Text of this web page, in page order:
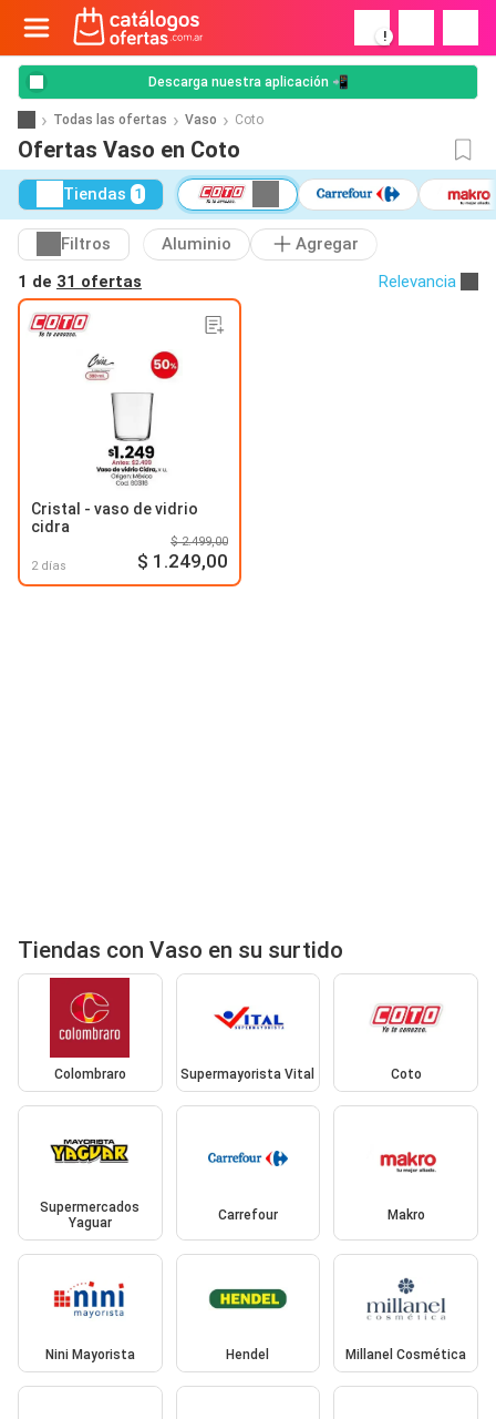
!
Descarga nuestra aplicación 📲
Todas las ofertas Vaso Coto
Ofertas Vaso en Coto
Tiendas 1
Filtros Aluminio
Agregar
1 de 31 ofertas Relevancia
Cristal - vaso de vidrio
cidra
2 días
$ 2.499,00
$ 1.249,00
Tiendas con Vaso en su surtido
Colombraro Supermayorista Vital Coto
Supermercados
Yaguar
Carrefour Makro
Nini Mayorista Hendel Millanel Cosmética